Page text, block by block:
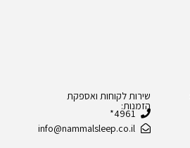
שירות לקוחות ואספקת
הזמנות:
4961*
info@nammalsleep.co.il